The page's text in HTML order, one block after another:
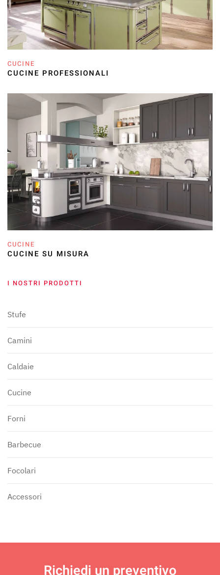
CUCINE
CUCINE PROFESSIONALI
CUCINE
CUCINE SU MISURA
I NOSTRI PRODOTTI
Stufe
Camini
Caldaie
Cucine
Forni
Barbecue
Focolari
Accessori
Richiedi un preventivo